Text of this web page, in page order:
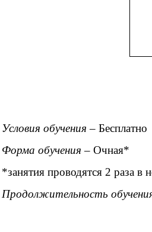
Условия обучения – Бесплатно
Форма обучения – Очная*
*занятия проводятся 2 раза в
Продолжительность